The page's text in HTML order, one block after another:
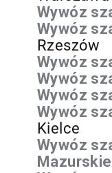
Wywóz
Wywóz
Rzeszów
Wywóz
Wywóz
Wywóz
Wywóz
Kielce
Wywóz
Mazurskie